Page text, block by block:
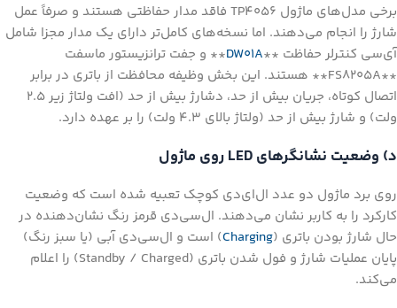
برخی مدل‌های ماژول TP4056 فاقد مدار حفاظتی هستند و صرفاً عمل
شارژ را انجام می‌دهند. اما نسخه‌های کامل‌تر دارای یک مدار مجزا شامل
آی‌سی کنترلر حفاظت **DW01A** و جفت ترانزیستور ماسفت
**FS8205A** هستند. این بخش وظیفه محافظت از باتری در برابر
اتصال کوتاه، جریان بیش از حد، دشارژ بیش از حد (افت ولتاژ زیر ۲.۵
ولت) و شارژ بیش از حد (ولتاژ بالای ۴.۳ ولت) را بر عهده دارد.
د) وضعیت نشانگرهای LED روی ماژول
روی برد ماژول دو عدد ال‌ای‌دی کوچک تعبیه شده است که وضعیت
کارکرد را به کاربر نشان می‌دهند. ال‌سی‌دی قرمز رنگ نشان‌دهنده در
حال شارژ بودن باتری (Charging) است و ال‌سی‌دی آبی (یا سبز رنگ)
پایان عملیات شارژ و فول شدن باتری (Standby / Charged) را اعلام
می‌کند.